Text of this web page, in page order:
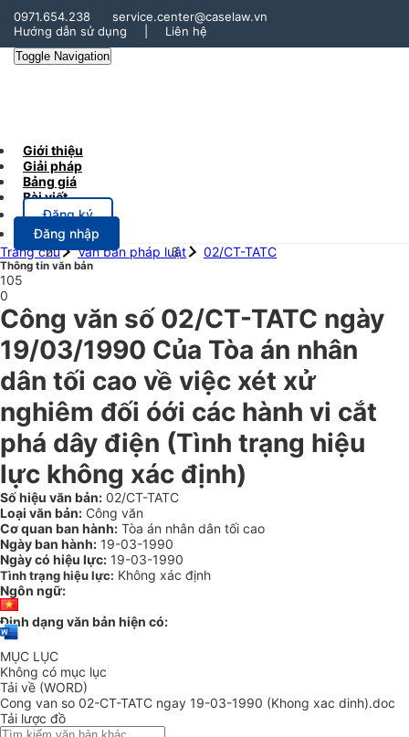
0971.654.238
service.center@caselaw.vn
Hướng dẫn sử dụng
Liên hệ
Toggle Navigation
Giới thiệu
Giải pháp
Bảng giá
Bài viết
Đăng ký
Đăng nhập
Trang chủ
Văn bản pháp luật 02/CT-TATC
Thông tin văn bản
105
0
Công văn số 02/CT-TATC ngày
19/03/1990 Của Tòa án nhân
dân tối cao về việc xét xử
nghiêm đối óới các hành vi cắt
phá dây điện (Tình trạng hiệu
lực không xác định)
Số hiệu văn bản: 02/CT-TATC
Loại văn bản: Công văn
Cơ quan ban hành: Tòa án nhân dân tối cao
Ngày ban hành: 19-03-1990
Ngày có hiệu lực: 19-03-1990
Tình trạng hiệu lực: Không xác định
Ngôn ngữ:
Định dạng văn bản hiện có:
MỤC LỤC
Không có mục lục
Tải về (WORD)
Cong van so 02-CT-TATC ngay 19-03-1990 (Khong xac dinh).doc
Tải lược đồ